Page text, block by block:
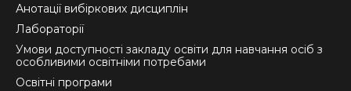
Анотації вибіркових дисциплін
Лабораторії
Умови доступності закладу освіти для навчання осіб з
особливими освітніми потребами
Освітні програми